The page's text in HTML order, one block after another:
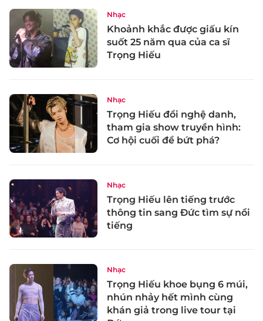
Nhạc
Khoảnh khắc được giấu kín
suốt 25 năm qua của ca sĩ
Trọng Hiếu
Nhạc
Trọng Hiếu đổi nghệ danh,
tham gia show truyền hình:
Cơ hội cuối để bứt phá?
Nhạc
Trọng Hiếu lên tiếng trước
thông tin sang Đức tìm sự nổi
tiếng
Nhạc
Trọng Hiếu khoe bụng 6 múi,
nhún nhảy hết mình cùng
khán giả trong live tour tại